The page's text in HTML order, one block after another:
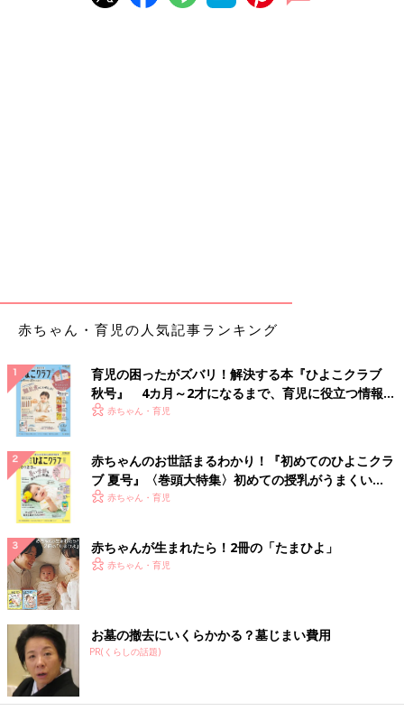
保育園のお迎えに行くと息子の仲のいいお友達がプレゼントをく
れました。
ってハナクソかーーーーーーい！！！
まあ、食べるよりはマシなような...
いやでもいらないッッッッ!笑
どんぐりとかそういうのを期待してました...笑
ちなみにこの前、息子がくれたものは
「ホコリ」
でした。
[オムツ王]
赤ちゃん・育児の人気記事ランキング
育児の困ったがズバリ！解決する本『ひよこクラブ
秋号』 4カ月～2才になるまで、育児に役立つ情報が
いっぱい！
赤ちゃん・育児
赤ちゃんのお世話まるわかり！『初めてのひよこクラ
ブ 夏号』〈巻頭大特集〉初めての授乳がうまくい
く！ おっぱい・ミルクの基本と夏のトラブル 解決テ
赤ちゃん・育児
赤ちゃんが生まれたら！2冊の「たまひよ」
赤ちゃん・育児
お墓の撤去にいくらかかる？墓じまい費用
PR(くらしの話題)